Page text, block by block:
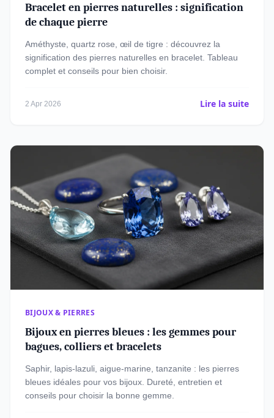
Bracelet en pierres naturelles : signification
de chaque pierre
Améthyste, quartz rose, œil de tigre : découvrez la
signification des pierres naturelles en bracelet. Tableau
complet et conseils pour bien choisir.
2 Apr 2026 Lire la suite
BIJOUX & PIERRES
Bijoux en pierres bleues : les gemmes pour
bagues, colliers et bracelets
Saphir, lapis-lazuli, aigue-marine, tanzanite : les pierres
bleues idéales pour vos bijoux. Dureté, entretien et
conseils pour choisir la bonne gemme.